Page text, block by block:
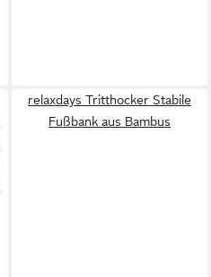
relaxdays Tritthocker Stabile
Fußbank aus Bambus